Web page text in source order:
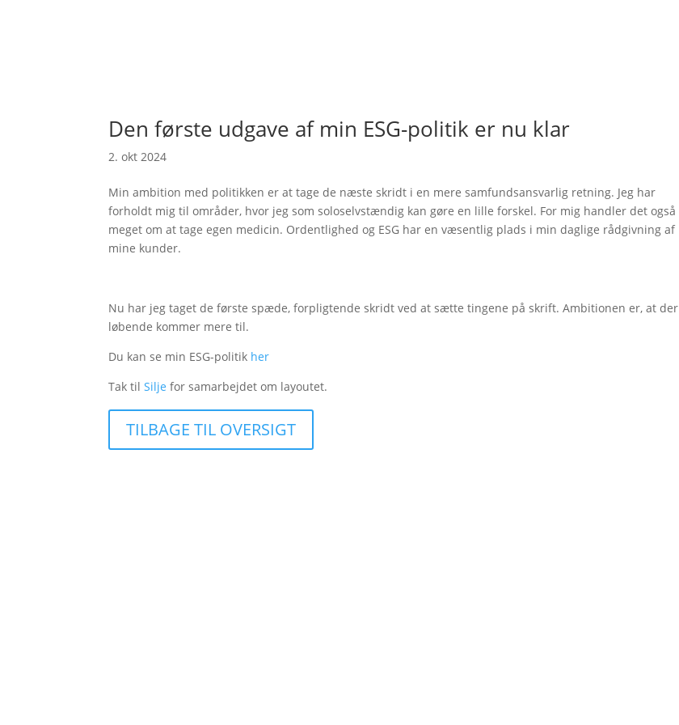
Den første udgave af min ESG-politik er nu klar
2. okt 2024
Min ambition med politikken er at tage de næste skridt i en mere samfundsansvarlig retning. Jeg har
forholdt mig til områder, hvor jeg som soloselvstændig kan gøre en lille forskel. For mig handler det også
meget om at tage egen medicin. Ordentlighed og ESG har en væsentlig plads i min daglige rådgivning af
mine kunder.
Nu har jeg taget de første spæde, forpligtende skridt ved at sætte tingene på skrift. Ambitionen er, at der
løbende kommer mere til.
Du kan se min ESG-politik her
Tak tilSilje for samarbejdet om layoutet.
TILBAGE TIL OVERSIGT